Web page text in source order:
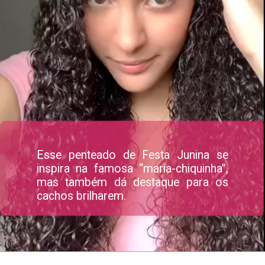
Esse penteado de Festa Junina se
inspira na famosa “maria-chiquinha”,
mas também dá destaque para os
cachos brilharem.